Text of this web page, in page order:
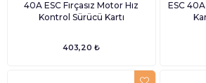
40A ESC Fırçasız Motor Hız
Kontrol Sürücü Kartı
403,20 ₺
ESC